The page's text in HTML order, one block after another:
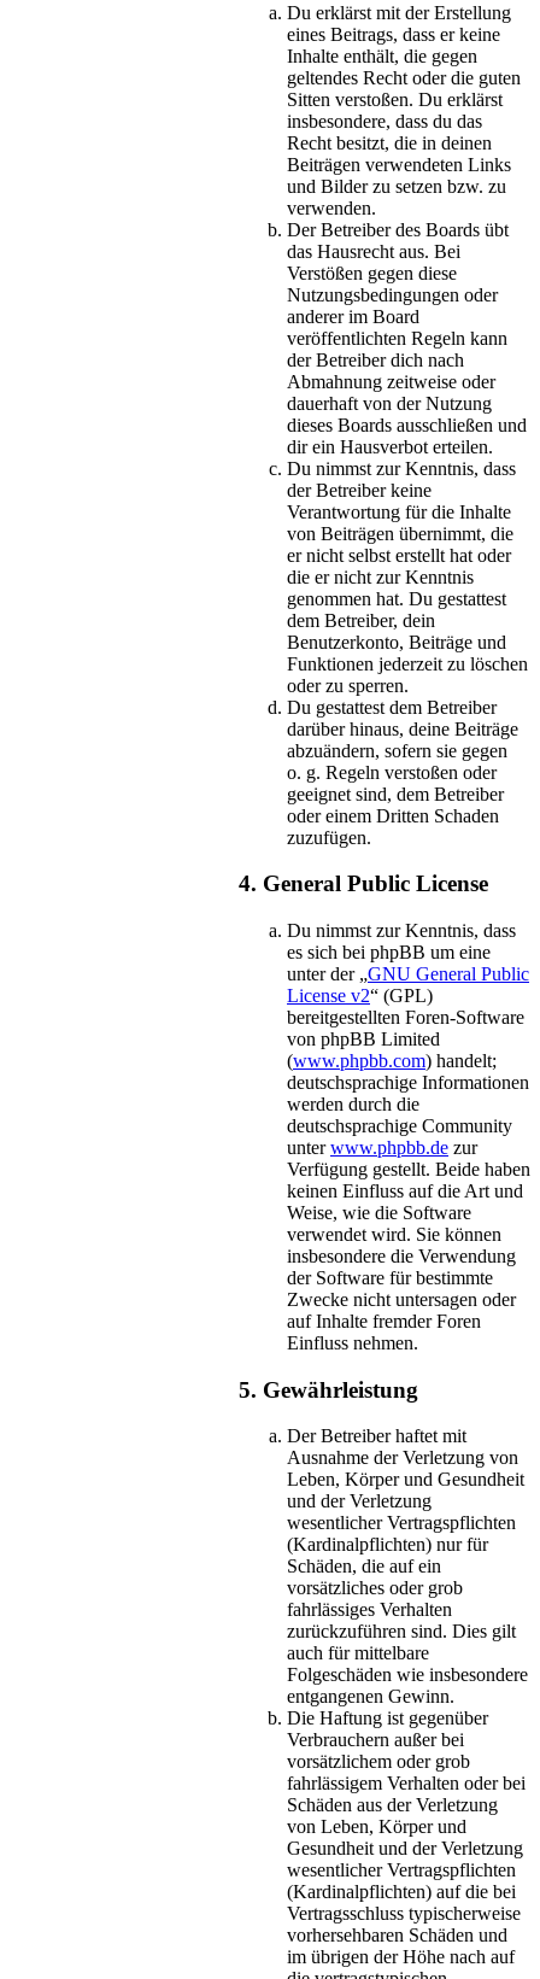
Du erklärst mit der Erstellung
eines Beitrags, dass er keine
Inhalte enthält, die gegen
geltendes Recht oder die guten
Sitten verstoßen. Du erklärst
insbesondere, dass du das
Recht besitzt, die in deinen
Beiträgen verwendeten Links
und Bilder zu setzen bzw. zu
verwenden.
Der Betreiber des Boards übt
das Hausrecht aus. Bei
Verstößen gegen diese
Nutzungsbedingungen oder
anderer im Board
veröffentlichten Regeln kann
der Betreiber dich nach
Abmahnung zeitweise oder
dauerhaft von der Nutzung
dieses Boards ausschließen und
dir ein Hausverbot erteilen.
Du nimmst zur Kenntnis, dass
der Betreiber keine
Verantwortung für die Inhalte
von Beiträgen übernimmt, die
er nicht selbst erstellt hat oder
die er nicht zur Kenntnis
genommen hat. Du gestattest
dem Betreiber, dein
Benutzerkonto, Beiträge und
Funktionen jederzeit zu löschen
oder zu sperren.
Du gestattest dem Betreiber
darüber hinaus, deine Beiträge
abzuändern, sofern sie gegen
o. g. Regeln verstoßen oder
geeignet sind, dem Betreiber
oder einem Dritten Schaden
zuzufügen.
4. General Public License
Du nimmst zur Kenntnis, dass
es sich bei phpBB um eine
unter der „GNU General Public
License v2“ (GPL)
bereitgestellten Foren-Software
von phpBB Limited
(www.phpbb.com) handelt;
deutschsprachige Informationen
werden durch die
deutschsprachige Community
unterwww.phpbb.de zur
Verfügung gestellt. Beide haben
keinen Einfluss auf die Art und
Weise, wie die Software
verwendet wird. Sie können
insbesondere die Verwendung
der Software für bestimmte
Zwecke nicht untersagen oder
auf Inhalte fremder Foren
Einfluss nehmen.
5. Gewährleistung
Der Betreiber haftet mit
Ausnahme der Verletzung von
Leben, Körper und Gesundheit
und der Verletzung
wesentlicher Vertragspflichten
(Kardinalpflichten) nur für
Schäden, die auf ein
vorsätzliches oder grob
fahrlässiges Verhalten
zurückzuführen sind. Dies gilt
auch für mittelbare
Folgeschäden wie insbesondere
entgangenen Gewinn.
Die Haftung ist gegenüber
Verbrauchern außer bei
vorsätzlichem oder grob
fahrlässigem Verhalten oder bei
Schäden aus der Verletzung
von Leben, Körper und
Gesundheit und der Verletzung
wesentlicher Vertragspflichten
(Kardinalpflichten) auf die bei
Vertragsschluss typischerweise
vorhersehbaren Schäden und
im übrigen der Höhe nach auf